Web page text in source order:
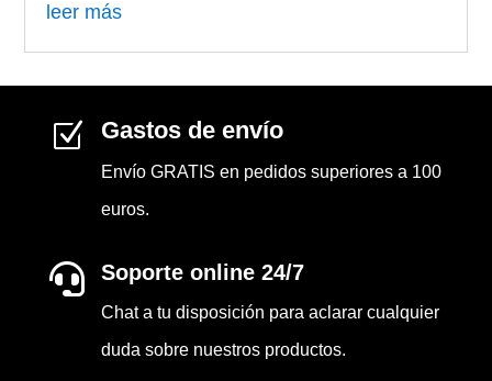
leer más
Z Gastos de envío
Envío GRATIS en pedidos superiores a 100
euros.
 Soporte online 24/7
Chat a tu disposición para aclarar cualquier
duda sobre nuestros productos.